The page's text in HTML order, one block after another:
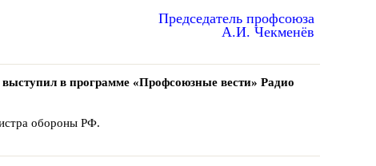
Председатель профсоюза
А.И. Чекменёв
в программе «Профсоюзные вести» Радио
обороны РФ.